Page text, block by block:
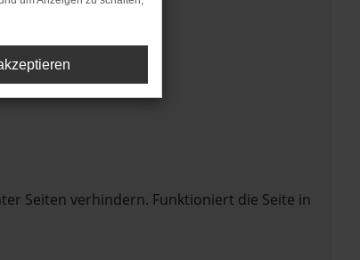
Seiten verhindern. Funktioniert die Seite in